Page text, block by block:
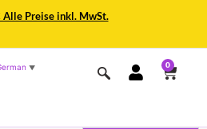
Preise inkl. MwSt.
▼ 0